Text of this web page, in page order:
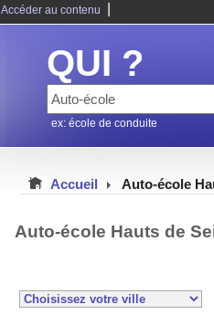
Accéder au contenu
QUI ?
ex: école de conduite
Accueil Auto-école
Auto-école Hauts de